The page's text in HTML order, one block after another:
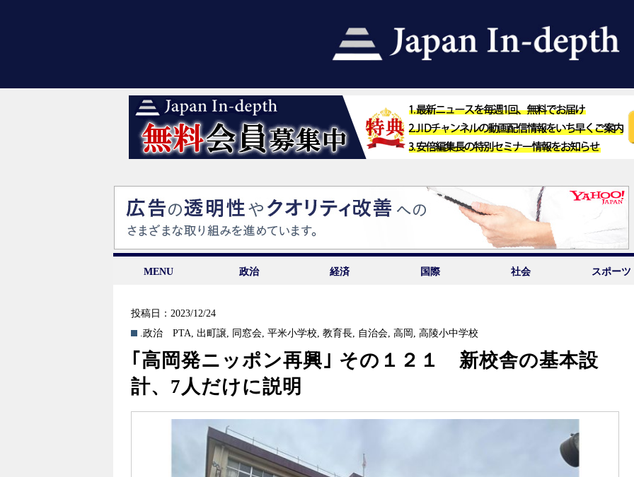
MENU 政治 経済 国際 社会 スポーツ
投稿日：2023/12/24
.政治
PTA,出町譲, 同窓会,平米小学校,教育長, 自治会,高岡 ,高陵小中学校
｢高岡発ニッポン再興｣ その１２１ 新校舎の基本設
計、7人だけに説明